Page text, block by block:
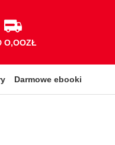
O,OOZŁ
Darmowe ebooki